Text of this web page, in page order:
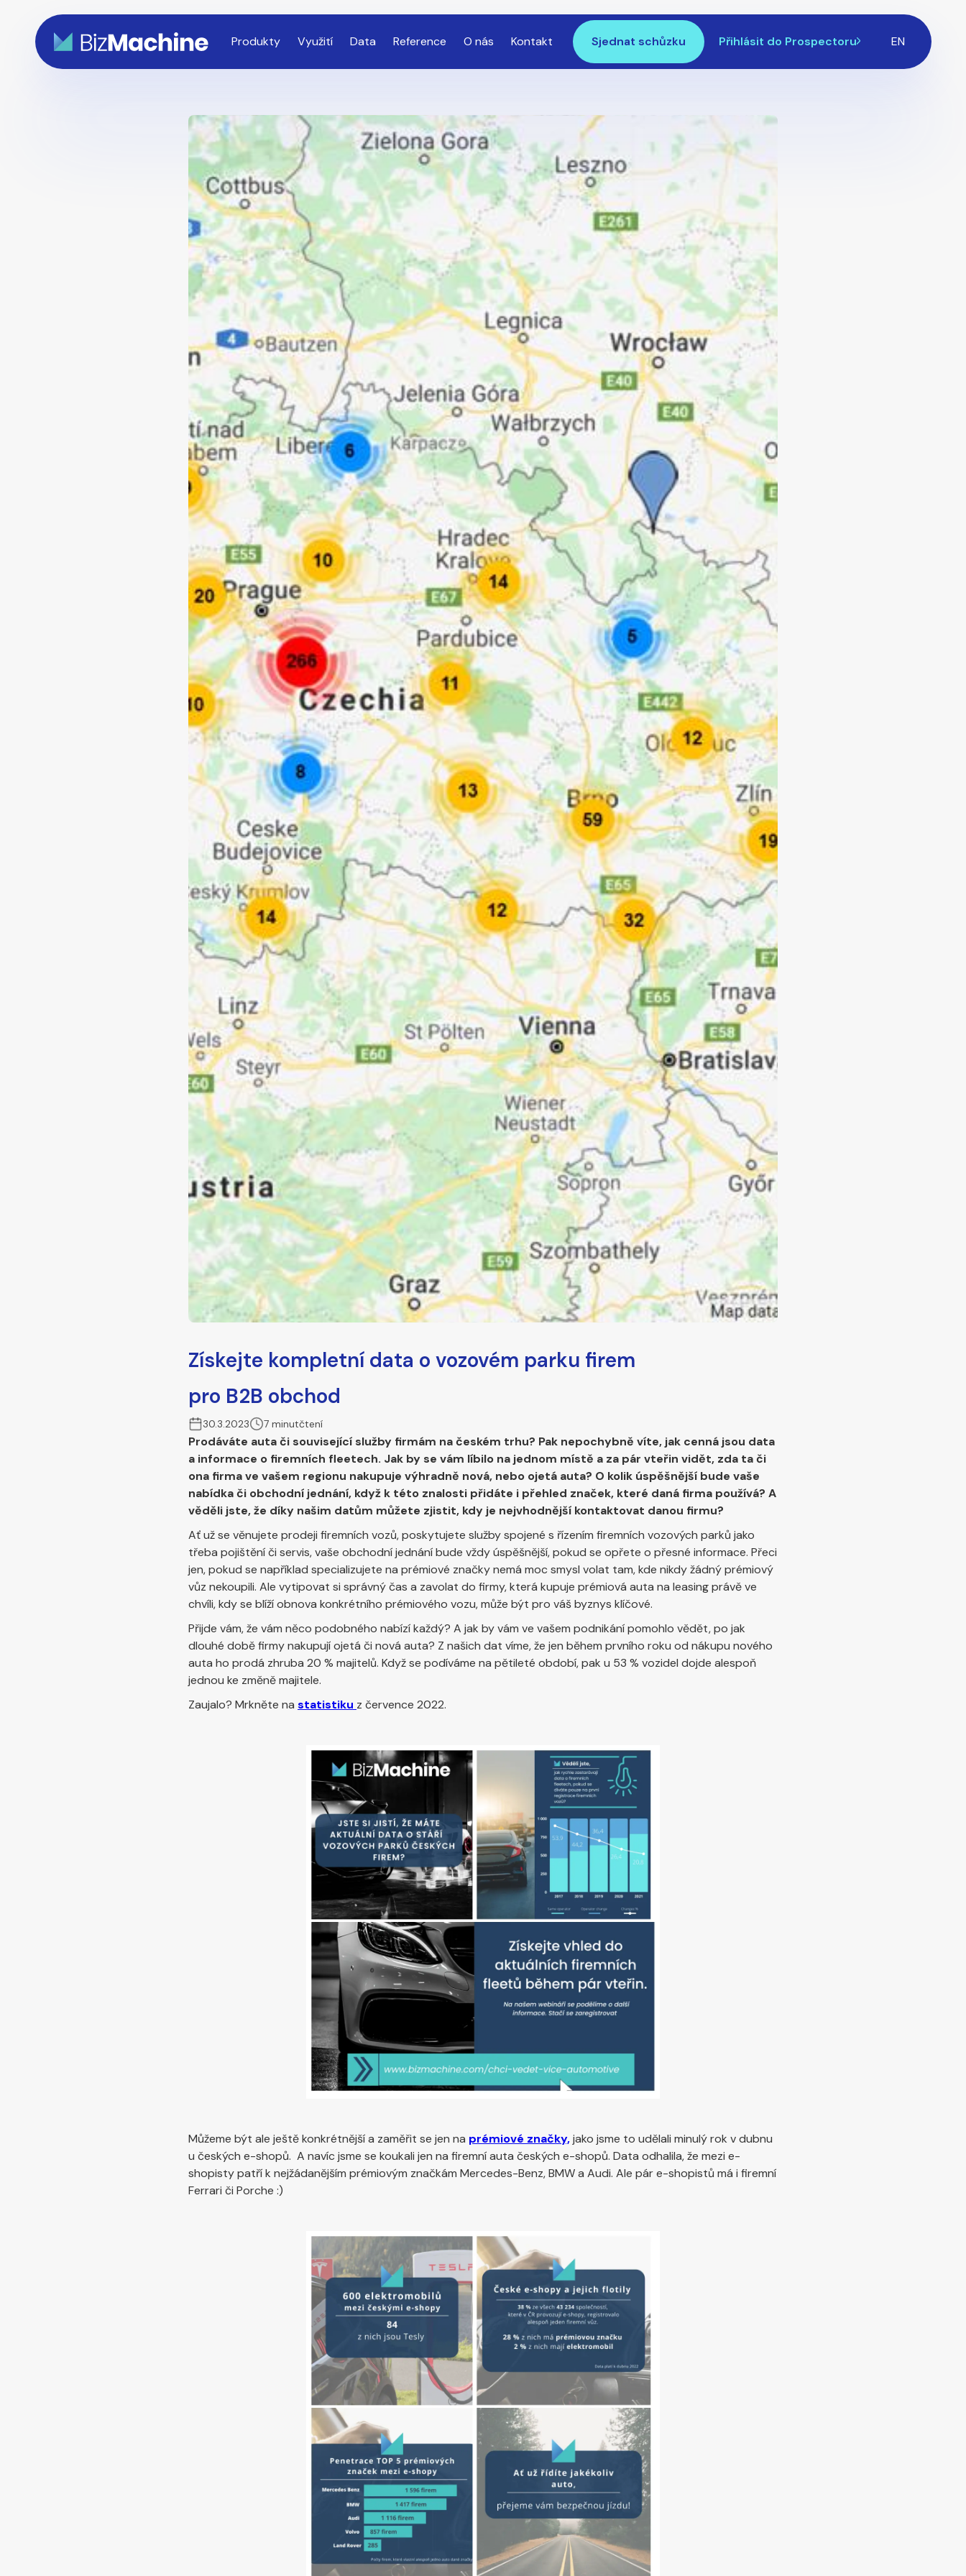
Produkty Využití Data Reference O nás Kontakt Sjednat schůzku Přihlásit do Prospectoru EN
Získejte kompletní data o vozovém parku firem
pro B2B obchod
30.3.2023 7 minutčtení
Prodáváte auta či související služby firmám na českém trhu? Pak nepochybně víte, jak cenná jsou data
a informace o firemních fleetech. Jak by se vám líbilo na jednom místě a za pár vteřin vidět, zda ta či
ona firma ve vašem regionu nakupuje výhradně nová, nebo ojetá auta? O kolik úspěšnější bude vaše
nabídka či obchodní jednání, když k této znalosti přidáte i přehled značek, které daná firma používá? A
věděli jste, že díky našim datům můžete zjistit, kdy je nejvhodnější kontaktovat danou firmu?
Ať už se věnujete prodeji firemních vozů, poskytujete služby spojené s řízením firemních vozových parků jako
třeba pojištění či servis, vaše obchodní jednání bude vždy úspěšnější, pokud se opřete o přesné informace. Přeci
jen, pokud se například specializujete na prémiové značky nemá moc smysl volat tam, kde nikdy žádný prémiový
vůz nekoupili. Ale vytipovat si správný čas a zavolat do firmy, která kupuje prémiová auta na leasing právě ve
chvíli, kdy se blíží obnova konkrétního prémiového vozu, může být pro váš byznys klíčové.
Přijde vám, že vám něco podobného nabízí každý? A jak by vám ve vašem podnikání pomohlo vědět, po jak
dlouhé době firmy nakupují ojetá či nová auta? Z našich dat víme, že jen během prvního roku od nákupu nového
auta ho prodá zhruba 20 % majitelů. Když se podíváme na pětileté období, pak u 53 % vozidel dojde alespoň
jednou ke změně majitele.
Zaujalo? Mrkněte na statistiku z července 2022.
Můžeme být ale ještě konkrétnější a zaměřit se jen na prémiové značky,jako jsme to udělali minulý rok v dubnu
u českých e-shopů. A navíc jsme se koukali jen na firemní auta českých e-shopů. Data odhalila, že mezi e-
shopisty patří k nejžádanějším prémiovým značkám Mercedes-Benz, BMW a Audi. Ale pár e-shopistů má i firemní
Ferrari či Porche :)